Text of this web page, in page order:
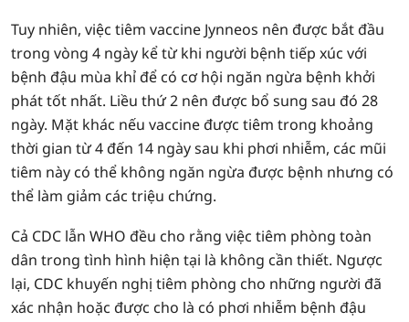
Tuy nhiên, việc tiêm vaccine Jynneos nên được bắt đầu
trong vòng 4 ngày kể từ khi người bệnh tiếp xúc với
bệnh đậu mùa khỉ để có cơ hội ngăn ngừa bệnh khởi
phát tốt nhất. Liều thứ 2 nên được bổ sung sau đó 28
ngày. Mặt khác nếu vaccine được tiêm trong khoảng
thời gian từ 4 đến 14 ngày sau khi phơi nhiễm, các mũi
tiêm này có thể không ngăn ngừa được bệnh nhưng có
thể làm giảm các triệu chứng.
Cả CDC lẫn WHO đều cho rằng việc tiêm phòng toàn
dân trong tình hình hiện tại là không cần thiết. Ngược
lại, CDC khuyến nghị tiêm phòng cho những người đã
xác nhận hoặc được cho là có phơi nhiễm bệnh đậu